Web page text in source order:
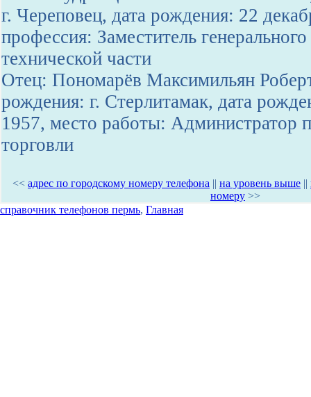
г. Череповец, дата рождения: 22
профессия: Заместитель
технической части
Отец: Пономарёв Максимильян
рождения: г. Стерлитамак, дата
1957, место работы: Администратор
торговли
<< адрес по городскому номеру телефона || на уровень выше ||
номеру >>
справочник телефонов пермь, Главная